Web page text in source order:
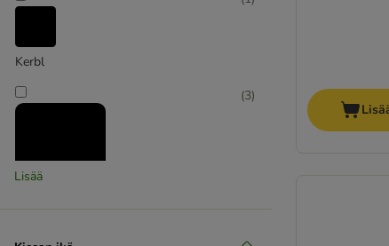
Kerbl
(3)
(2)
Lisää